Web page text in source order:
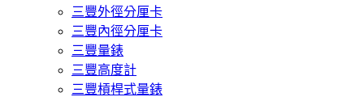
三豐外徑分厘卡
三豐內徑分厘卡
三豐量錶
三豐高度計
三豐槓桿式量錶